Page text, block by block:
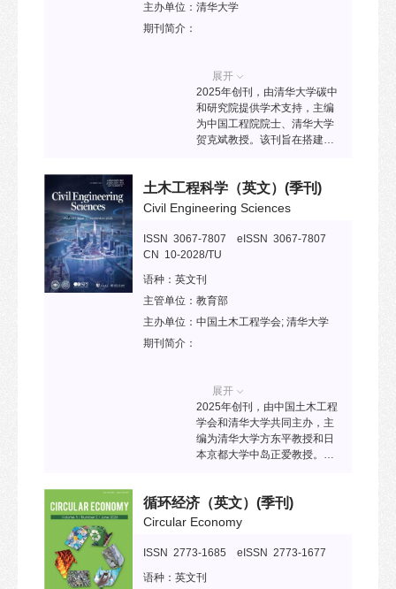
主办单位： 清华大学
期刊简介：
展开
2025年创刊，由清华大学碳中
和研究院提供学术支持，主编
为中国工程院院士、清华大学
贺克斌教授。该刊旨在搭建权
点、深度产业报道等，追踪全
球低碳、零碳、负碳技术创
投资者和决策者提供碳中和科
技、产业、政策信息和洞察。
行动计划二期”高起点新刊项
目。
土木工程科学（英文） (季刊)
Civil Engineering Sciences
ISSN 3067-7807 eISSN 3067-7807
CN 10-2028/TU
语种： 英文刊
主管单位： 教育部
主办单位： 中国土木工程学会; 清华大学
期刊简介：
展开
2025年创刊，由中国土木工程
学会和清华大学共同主办，主
编为清华大学方东平教授和日
本京都大学中岛正爱教授。该
科学进展，尤其关注重大工程
需求驱动的科学发现，聚焦新
循环经济（英文） (季刊)
Circular Economy
ISSN 2773-1685 eISSN 2773-1677
语种： 英文刊